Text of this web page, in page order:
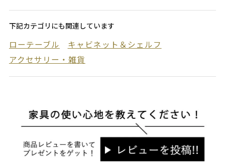
下記カテゴリにも関連しています
ローテーブル
キャビネット＆シェルフ
アクセサリー・雑貨